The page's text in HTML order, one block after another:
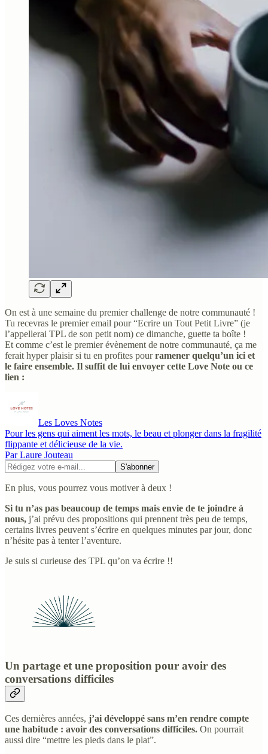
On est à une semaine du premier challenge de notre communauté !
Tu recevras le premier email pour “Ecrire un Tout Petit Livre” (je
l’appellerai TPL de son petit nom) ce dimanche, guette ta boîte !
Et comme c’est le premier évènement de notre communauté, ça me
ferait hyper plaisir si tu en profites pourramener quelqu’un ici et
le faire ensemble. Il suffit de lui envoyer cette Love Note ou ce
lien :
Les Loves Notes
Pour les gens qui aiment les mots, le beau et plonger dans la fragilité
flippante et délicieuse de la vie.
Par Laure Jouteau
En plus, vous pourrez vous motiver à deux !
Si tu n’as pas beaucoup de temps mais envie de te joindre à
nous, j’ai prévu des propositions qui prennent très peu de temps,
certains livres peuvent s’écrire en quelques minutes par jour, donc
n’hésite pas à tenter l’aventure.
Je suis si curieuse des TPL qu’on va écrire !!
Un partage et une proposition pour avoir des
conversations difficiles
Ces dernières années, j’ai développé sans m’en rendre compte
une habitude : avoir des conversations difficiles. On pourrait
aussi dire “mettre les pieds dans le plat”.